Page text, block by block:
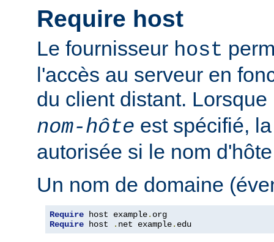
Require host
Le fournisseur host
l'accès au serveur en
du client distant. Lorsque
nom-hôte est spécifié,
autorisée si le nom
Un nom de domaine
Require host example.
Require host . net example. edu